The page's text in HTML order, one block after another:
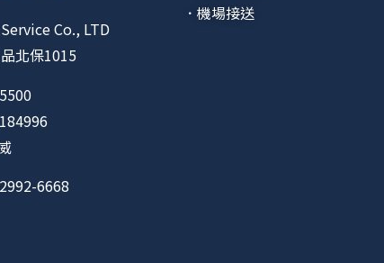
Co., LTD
北保1015
6668
．機場接送